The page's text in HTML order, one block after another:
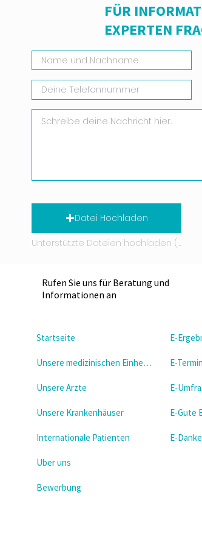
FÜR
EXPERTEN
Datei Hochladen
Unterstützte Dateien hochladen (Max. 15 MB)
Rufen Sie uns für Beratung und
Informationen an
Startseite
Unsere medizinischen Einheiten
Unsere Arzte
Unsere Krankenhäuser
Internationale Patienten
Uber uns
Bewerbung
E-
E-Termin
E-
E-Gute
E-Danke